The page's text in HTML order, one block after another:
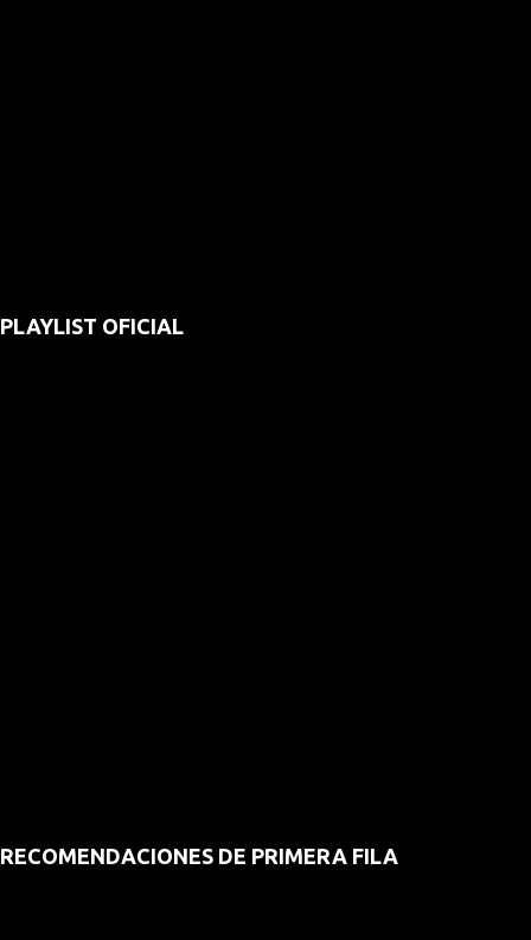
PLAYLIST OFICIAL
RECOMENDACIONES DE PRIMERA FILA